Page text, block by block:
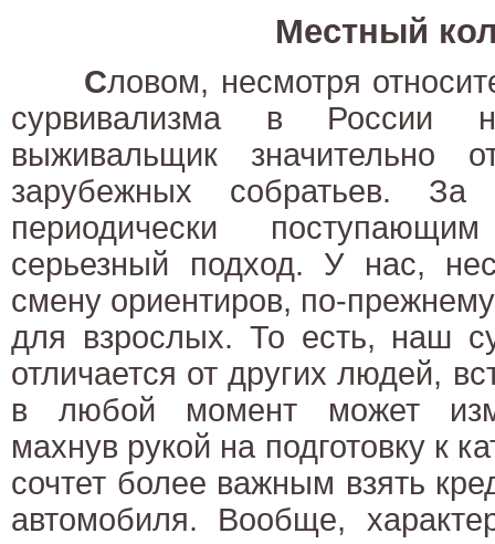
Местный
Словом, несмотря
сурвивализма в России
выживальщик значительно
зарубежных собратьев.
периодически
серьезный подход. У нас,
смену ориентиров, по-
для взрослых. То есть, наш
отличается от других людей,
в любой момент может
махнув рукой на подготовку к
сочтет более важным взять
автомобиля. Вообще,